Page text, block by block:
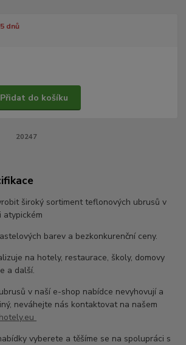
dnů
Přidat do košíku
20247
široký sortiment teflonových ubrusů v
atypickém
barev a bezkonkurenční ceny.
na hotely, restaurace, školy, domovy
a další.
v naší e-shop nabídce nevyhovují a
neváhejte nás kontaktovat na našem
vyberete a těšíme se na spolupráci s